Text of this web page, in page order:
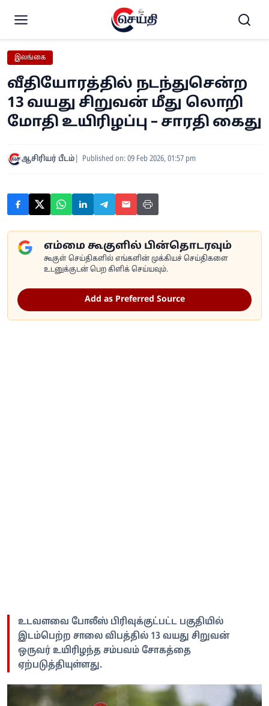
இலங்கை
வீதியோரத்தில் நடந்துசென்ற
13 வயது சிறுவன் மீது லொறி
மோதி உயிரிழப்பு – சாரதி கைது
ஆசிரியர் பீடம் Published on: 09 Feb 2026, 01:57 pm
எம்மை கூகுளில் பின்தொடரவும்
கூகுள் செய்திகளில் எங்களின் முக்கியச் செய்திகளை
உடனுக்குடன் பெற கிளிக் செய்யவும்.
Add as Preferred Source
உடவளவை போலீஸ் பிரிவுக்குட்பட்ட பகுதியில்
இடம்பெற்ற சாலை விபத்தில் 13 வயது சிறுவன்
ஒருவர் உயிரிழந்த சம்பவம் சோகத்தை
ஏற்படுத்தியுள்ளது.